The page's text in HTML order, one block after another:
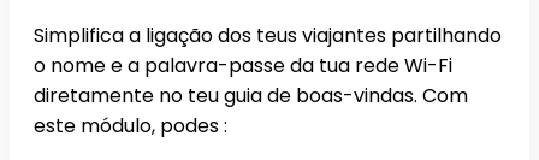
Simplifica a ligação dos teus viajantes partilhando
o nome e a palavra-passe da tua rede Wi-Fi
diretamente no teu guia de boas-vindas. Com
este módulo, podes :